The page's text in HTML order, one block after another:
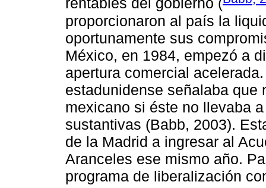
rentables del gobierno (
proporcionaron al país la
oportunamente sus
México, en 1984, empezó a
apertura comercial
estadunidense señalaba que
mexicano si éste no llevaba
sustantivas (Babb, 2003).
de la Madrid a ingresar al
Aranceles ese mismo año.
programa de liberalización